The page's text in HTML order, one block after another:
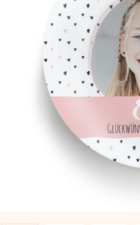
4,8 bei Google Reviews
die wir versenden).
+49 39292
Montag - Freitag : 8:30
Samstag - Sonntag :